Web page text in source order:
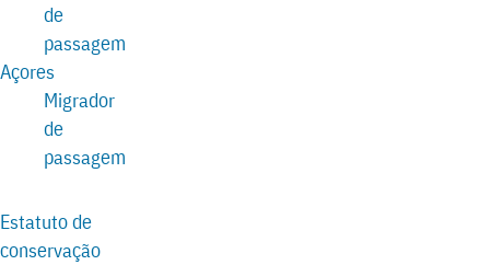
de
passagem
Açores
Migrador
de
passagem
Estatuto de
conservação